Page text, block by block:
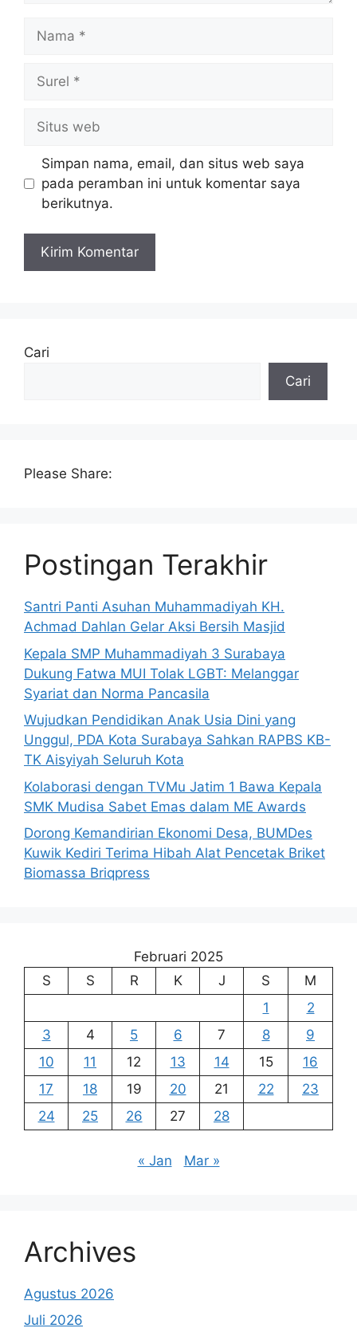
web
Simpan nama, email, dan situs web saya
pada peramban ini untuk komentar saya
berikutnya.
Cari
Cari
Please Share:
Postingan Terakhir
Santri Panti Asuhan Muhammadiyah KH.
Achmad Dahlan Gelar Aksi Bersih Masjid
Kepala SMP Muhammadiyah 3 Surabaya
Dukung Fatwa MUI Tolak LGBT: Melanggar
Syariat dan Norma Pancasila
Wujudkan Pendidikan Anak Usia Dini yang
Unggul, PDA Kota Surabaya Sahkan RAPBS KB-
TK Aisyiyah Seluruh Kota
Kolaborasi dengan TVMu Jatim 1 Bawa Kepala
SMK Mudisa Sabet Emas dalam ME Awards
Dorong Kemandirian Ekonomi Desa, BUMDes
Kuwik Kediri Terima Hibah Alat Pencetak Briket
Biomassa Briqpress
Februari 2025
S
S R K J S
M
1
2
3
4 5 6 7 8
9
10
11 12 13 14 15
16
17
18 19 20 21 22
23
24
25 26 27 28
« Jan Mar »
Archives
Agustus 2026
Juli 2026